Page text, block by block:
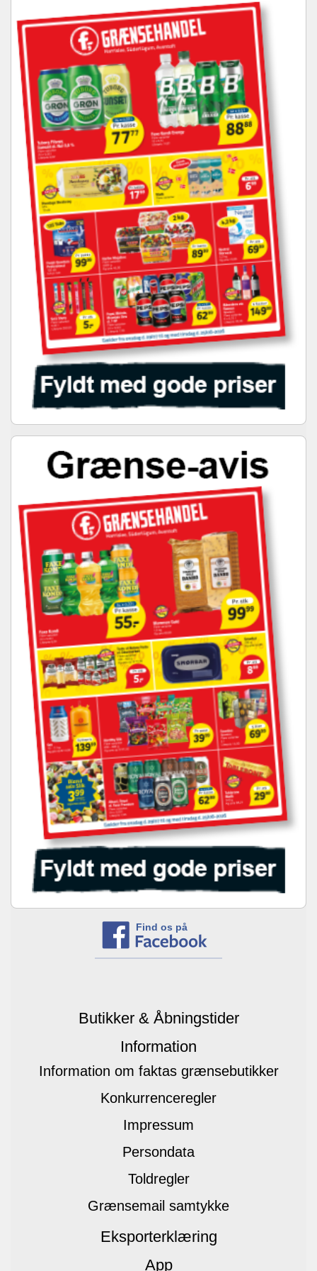
Find os på
Butikker & Åbningstider
Information
Information om faktas grænsebutikker
Konkurrenceregler
Impressum
Persondata
Toldregler
Grænsemail samtykke
Eksporterklæring
App